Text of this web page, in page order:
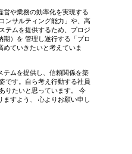
営や業務の効率化を実現する
ンサルティング能力」や、高
テムを提供するため、プロジ
期）を 管理し遂行する「プロ
めていきたいと考えていま
テムを提供し、信頼関係を築
です。自ら考え行動する社員
りたいと思っています。 今
すよう、 心よりお願い申し